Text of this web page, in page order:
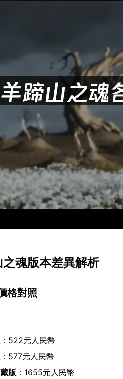
之魂版本差異解析
格對照
：522元人民幣
：577元人民幣
版 ：1655元人民幣